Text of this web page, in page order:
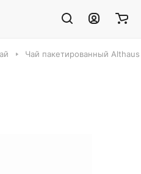
Чай пакетированный